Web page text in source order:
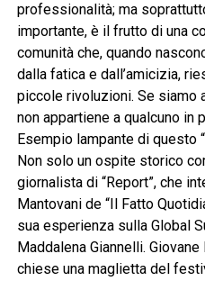
professionalità; ma
importante, è il frutto di una
comunità che, quando
dalla fatica e dall’amicizia,
piccole rivoluzioni. Se siamo
non appartiene a qualcuno in
Esempio lampante di questo
Non solo un ospite storico
giornalista di “Report”, che
Mantovani de “Il Fatto
sua esperienza sulla Global
Maddalena Giannelli.
chiese una maglietta del